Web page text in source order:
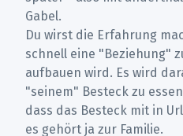
Gabel.
Du wirst die Erfahrung
schnell eine "Beziehung"
aufbauen wird. Es wird
"seinem" Besteck zu
dass das Besteck mit in
es gehört ja zur Familie.